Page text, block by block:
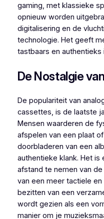
gaming, met klassieke
opnieuw worden
digitalisering en de
technologie. Het geeft
tastbaars en authentieks
De Nostalgie
De populariteit van
cassettes, is de laatste
Mensen waarderen de
afspelen van een plaat
doorbladeren van een
authentieke klank. Het
afstand te nemen van
van een meer tactiele
bezitten van een
wordt gezien als een
manier om je